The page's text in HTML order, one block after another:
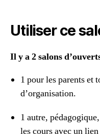
Utiliser ce
Il y a 2 salons
1 pour les parents et
d’organisation.
1 autre,
les cours avec un